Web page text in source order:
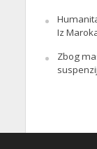
Iz
Zbog